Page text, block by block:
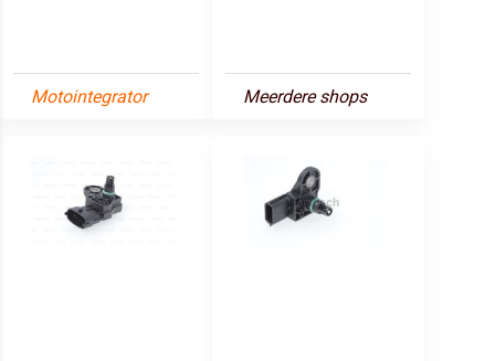
Motointegrator Meerdere shops